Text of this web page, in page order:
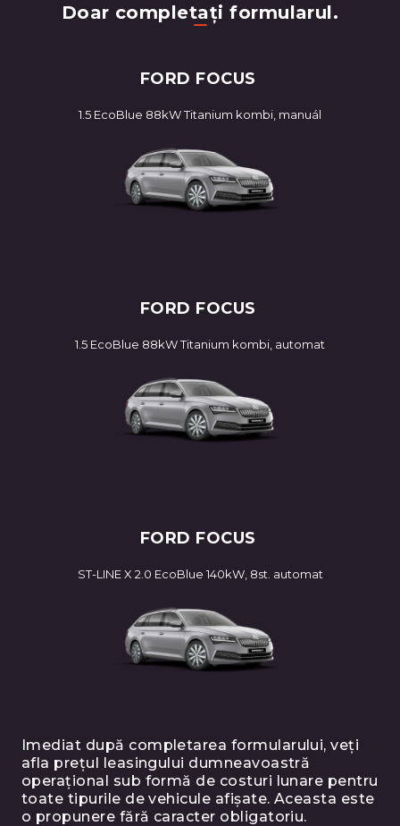
Doar completați formularul.
FORD FOCUS
1.5 EcoBlue 88kW Titanium kombi, manuál
FORD FOCUS
1.5 EcoBlue 88kW Titanium kombi, automat
FORD FOCUS
ST-LINE X 2.0 EcoBlue 140kW, 8st. automat
Imediat după completarea formularului, veți
afla prețul leasingului dumneavoastră
operațional sub formă de costuri lunare pentru
toate tipurile de vehicule afișate. Aceasta este
o propunere fără caracter obligatoriu.